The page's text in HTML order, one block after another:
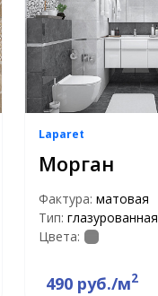
Laparet
Морган
Фактура: матовая
Тип: глазурованная
Цвета:
490 руб./м2